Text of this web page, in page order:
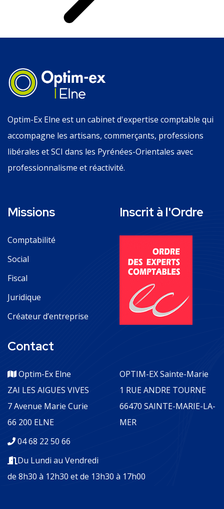
Optim-Ex Elne est un cabinet d'expertise comptable qui
accompagne les artisans, commerçants, professions
libérales et SCI dans les Pyrénées-Orientales avec
professionnalisme et réactivité.
Missions
Comptabilité
Social
Fiscal
Juridique
Créateur d’entreprise
Inscrit à l'Ordre
Contact
Optim-Ex Elne
ZAI LES AIGUES VIVES
7 Avenue Marie Curie
66 200 ELNE
OPTIM-EX Sainte-Marie
1 RUE ANDRE TOURNE
66470 SAINTE-MARIE-LA-
MER
04 68 22 50 66
Du Lundi au Vendredi
de 8h30 à 12h30 et de 13h30 à 17h00